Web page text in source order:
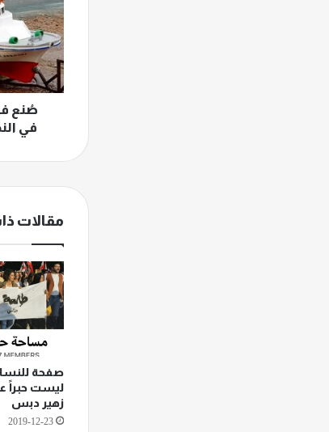
نجار
اقتطع
من
مدخوله
في
النجارة
حديثة
صُنع
في
مقالات
صفحة
ليست حبراً
زهير دبس
2019-12-23